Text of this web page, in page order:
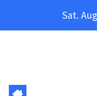
Sat.